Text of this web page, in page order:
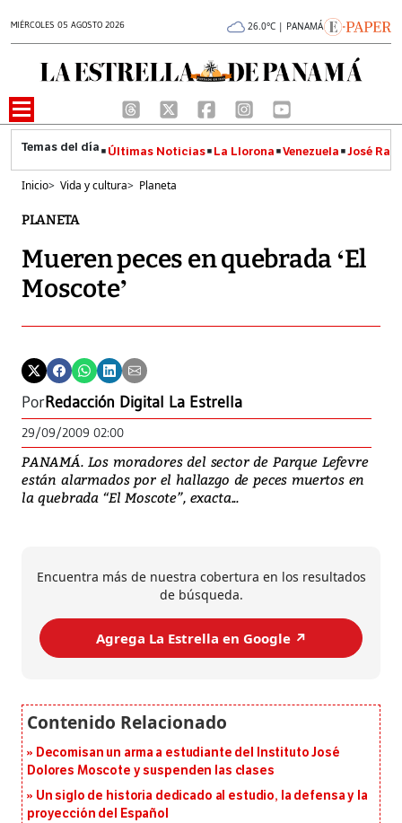
MIÉRCOLES 05 AGOSTO 2026 26.0°C | PANAMÁ
Últimas Noticias La Llorona Venezuela José
Inicio> Vida y cultura> Planeta
PLANETA
Mueren peces en quebrada ‘El
Moscote’
PorRedacción Digital La Estrella
29/09/2009 02:00
PANAMÁ. Los moradores del sector de Parque Lefevre
están alarmados por el hallazgo de peces muertos en
la quebrada “El Moscote”, exacta...
Encuentra más de nuestra cobertura en los resultados
de búsqueda.
Agrega La Estrella en Google ↗️
Decomisan un arma a estudiante del Instituto José
Dolores Moscote y suspenden las clases
Un siglo de historia dedicado al estudio, la defensa y la
proyección del Español